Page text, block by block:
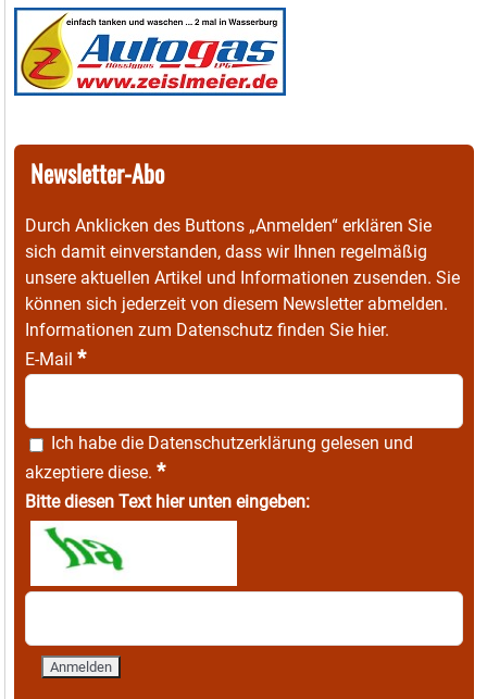
Newsletter-Abo
Durch Anklicken des Buttons „Anmelden“ erklären Sie
sich damit einverstanden, dass wir Ihnen regelmäßig
unsere aktuellen Artikel und Informationen zusenden. Sie
können sich jederzeit von diesem Newsletter abmelden.
Informationen zum Datenschutz finden Sie hier.
E-Mail *
Ich habe die Datenschutzerklärung gelesen und
akzeptiere diese. *
Bitte diesen Text hier unten eingeben: